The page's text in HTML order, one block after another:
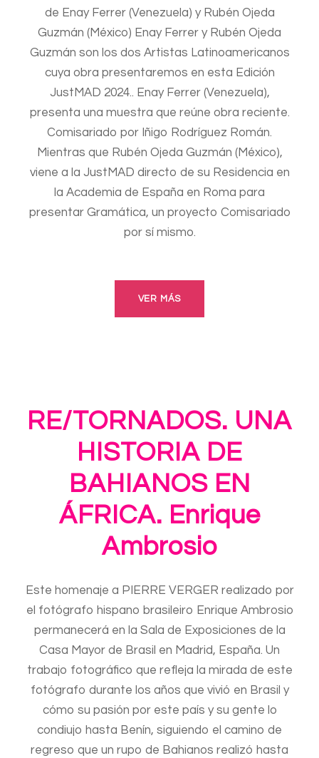
de Enay Ferrer (Venezuela) y Rubén Ojeda
Guzmán (México) Enay Ferrer y Rubén Ojeda
Guzmán son los dos Artistas Latinoamericanos
cuya obra presentaremos en esta Edición
JustMAD 2024.. Enay Ferrer (Venezuela),
presenta una muestra que reúne obra reciente.
Comisariado por Iñigo Rodríguez Román.
Mientras que Rubén Ojeda Guzmán (México),
viene a la JustMAD directo de su Residencia en
la Academia de España en Roma para
presentar Gramática, un proyecto Comisariado
por sí mismo.
VER MÁS
RE/TORNADOS. UNA
HISTORIA DE
BAHIANOS EN
ÁFRICA. Enrique
Ambrosio
Este homenaje a PIERRE VERGER realizado por
el fotógrafo hispano brasileiro Enrique Ambrosio
permanecerá en la Sala de Exposiciones de la
Casa Mayor de Brasil en Madrid, España. Un
trabajo fotográfico que refleja la mirada de este
fotógrafo durante los años que vivió en Brasil y
cómo su pasión por este país y su gente lo
condiujo hasta Benín, siguiendo el camino de
regreso que un rupo de Bahianos realizó hasta